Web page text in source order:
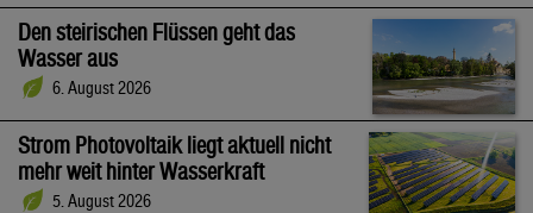
Den steirischen Flüssen geht das
Wasser aus
6. August 2026
Strom Photovoltaik liegt aktuell nicht
mehr weit hinter Wasserkraft
5. August 2026